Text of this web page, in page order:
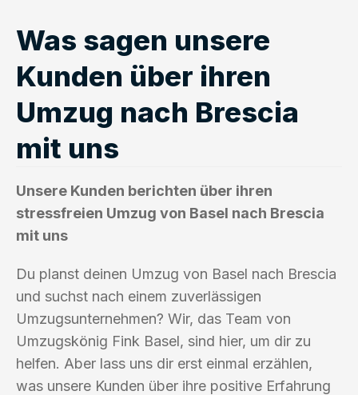
Was sagen unsere
Kunden über ihren
Umzug nach Brescia
mit uns
Unsere Kunden berichten über ihren
stressfreien Umzug von Basel nach Brescia
mit uns
Du planst deinen Umzug von Basel nach Brescia
und suchst nach einem zuverlässigen
Umzugsunternehmen? Wir, das Team von
Umzugskönig Fink Basel, sind hier, um dir zu
helfen. Aber lass uns dir erst einmal erzählen,
was unsere Kunden über ihre positive Erfahrung